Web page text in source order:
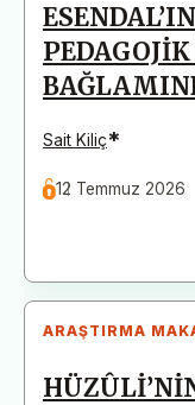
Sait Kiliç*
12 Temmuz 2026
ARAŞTIRMA